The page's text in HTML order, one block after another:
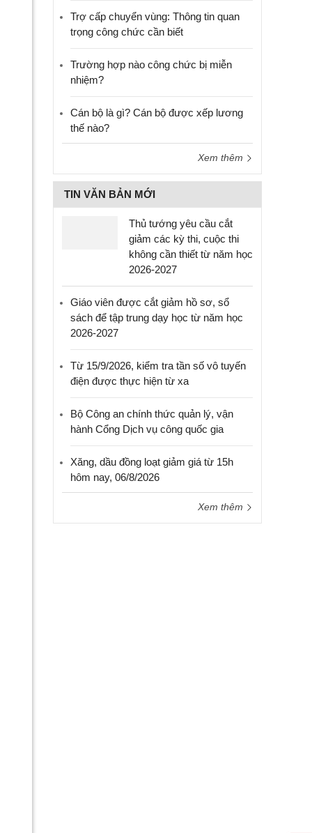
Trợ cấp chuyển vùng: Thông tin quan
trọng công chức cần biết
Trường hợp nào công chức bị miễn
nhiệm?
Cán bộ là gì? Cán bộ được xếp lương
thế nào?
Xem thêm
TIN VĂN BẢN MỚI
Thủ tướng yêu cầu cắt
giảm các kỳ thi, cuộc thi
không cần thiết từ năm học
2026-2027
Giáo viên được cắt giảm hồ sơ, sổ
sách để tập trung dạy học từ năm học
2026-2027
Từ 15/9/2026, kiểm tra tần số vô tuyến
điện được thực hiện từ xa
Bộ Công an chính thức quản lý, vận
hành Cổng Dịch vụ công quốc gia
Xăng, dầu đồng loạt giảm giá từ 15h
hôm nay, 06/8/2026
Xem thêm